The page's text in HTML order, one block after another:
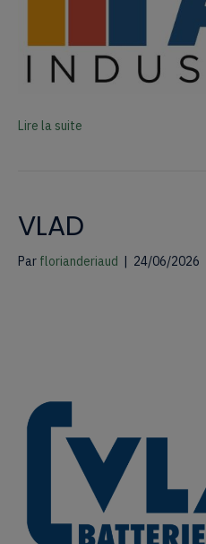
Lire la suite
VLAD
Par florianderiaud | 24/06/2026